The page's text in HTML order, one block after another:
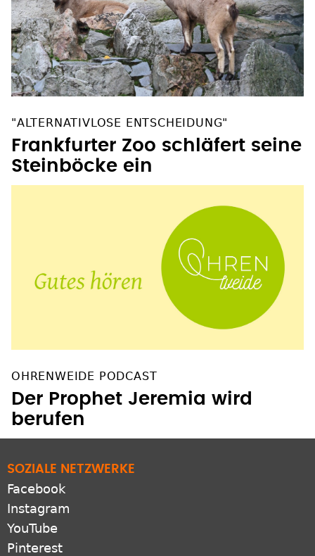
"ALTERNATIVLOSE ENTSCHEIDUNG"
Frankfurter Zoo schläfert seine
Steinböcke ein
OHRENWEIDE PODCAST
Der Prophet Jeremia wird
berufen
SOZIALE NETZWERKE
Facebook
Instagram
YouTube
Pinterest